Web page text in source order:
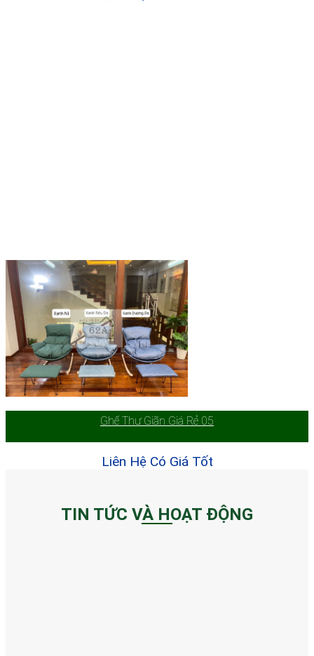
Ghế Thư Giãn Giá Rẻ 05
Liên Hệ Có Giá Tốt
TIN TỨC VÀ HOẠT ĐỘNG